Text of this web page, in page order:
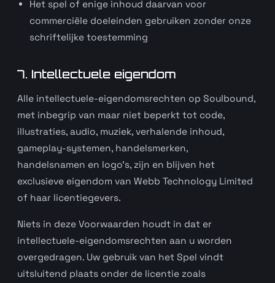
Het spel of enige inhoud daarvan voor
commerciële doeleinden gebruiken zonder onze
schriftelijke toestemming
7. Intellectuele eigendom
Alle intellectuele-eigendomsrechten op Soulbound,
met inbegrip van maar niet beperkt tot code,
illustraties, audio, muziek, verhalende inhoud,
gameplay-systemen, handelsmerken,
handelsnamen en logo’s, zijn en blijven het
exclusieve eigendom van Webb Technology Limited
of haar licentiegevers.
Niets in deze Voorwaarden houdt in dat er
intellectuele-eigendomsrechten aan u worden
overgedragen. Uw gebruik van het Spel vindt
uitsluitend plaats onder de licentie zoals